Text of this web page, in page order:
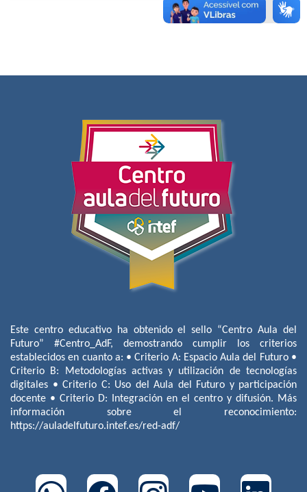
Este centro educativo ha obtenido el sello “Centro Aula del
Futuro” #Centro_AdF, demostrando cumplir los criterios
establecidos en cuanto a: • Criterio A: Espacio Aula del Futuro •
Criterio B: Metodologías activas y utilización de tecnologías
digitales • Criterio C: Uso del Aula del Futuro y participación
docente • Criterio D: Integración en el centro y difusión. Más
información sobre el reconocimiento:
https://auladelfuturo.intef.es/red-adf/